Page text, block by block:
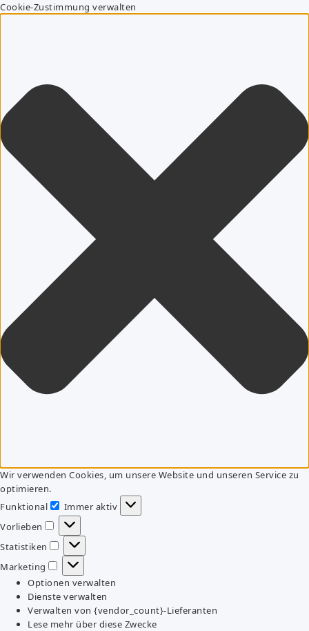
Cookie-Zustimmung verwalten
Wir verwenden Cookies, um unsere Website und unseren Service zu
optimieren.
Funktional
Funktional
Immer aktiv
Vorlieben
Vorlieben
Statistiken
Statistiken
Marketing
Marketing
Optionen verwalten
Dienste verwalten
Verwalten von {vendor_count}-Lieferanten
Lese mehr über diese Zwecke